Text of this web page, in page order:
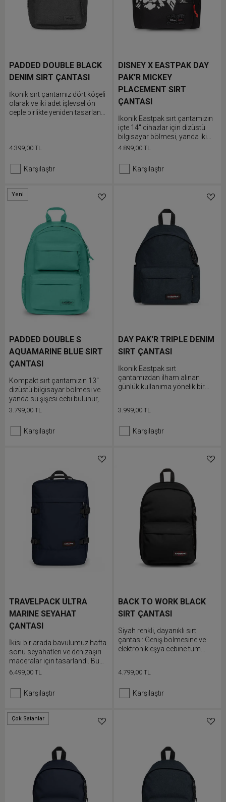
PADDED DOUBLE BLACK
DENIM SIRT ÇANTASI
İkonik sırt çantamız dört köşeli
olarak ve iki adet işlevsel ön
ceple birlikte yeniden tasarlandı.
yanınızdan ayırmak
için alan sunar.
4.399,00 TL
Karşılaştır
DISNEY X EASTPAK DAY
PAK'R MICKEY
PLACEMENT SIRT
ÇANTASI
İkonik Eastpak sırt çantamızın
içte 14" cihazlar için dizüstü
bilgisayar bölmesi, yanda iki
adet cebi, dolgulu sırt bölümü
bulunur.
4.899,00 TL
Karşılaştır
Yeni
PADDED DOUBLE S
AQUAMARINE BLUE SIRT
ÇANTASI
Kompakt sırt çantamızın 13"
dizüstü bilgisayar bölmesi ve
yanda su şişesi cebi bulunur,
eşyalarını zahmetsizce
yıllık garantimizle koruma
altında olan su itici özelliğe
3.799,00 TL
Karşılaştır
DAY PAK'R TRIPLE DENIM
SIRT ÇANTASI
İkonik Eastpak sırt
çantamızdan ilham alınan
günlük kullanıma yönelik bir
bilgisayar bölmesi, fermuarlı
iki adet yan cep gibi çok sayıda
3.999,00 TL
Karşılaştır
TRAVELPACK ULTRA
MARINE SEYAHAT
ÇANTASI
İkisi bir arada bavulumuz hafta
sonu seyahatleri ve denizaşırı
maceralar için tasarlandı. Bu
çok yönlü çanta, ayarlanabilir
çantası olarak taşınabilir veya
taşıma sapları ile duffle çanta
cihazlarınızı korumak için iç
dizüstü bilgisayar bölmesini
6.499,00 TL
Karşılaştır
BACK TO WORK BLACK
SIRT ÇANTASI
Siyah renkli, dayanıklı sırt
çantası: Geniş bölmesine ve
elektronik eşya cebine tüm
4.799,00 TL
Karşılaştır
Çok Satanlar